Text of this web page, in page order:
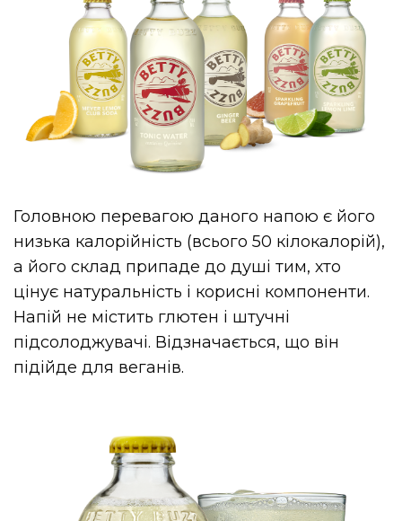
Головною перевагою даного напою є його
низька калорійність (всього 50 кілокалорій),
а його склад припаде до душі тим, хто
цінує натуральність і корисні компоненти.
Напій не містить глютен і штучні
підсолоджувачі. Відзначається, що він
підійде для веганів.